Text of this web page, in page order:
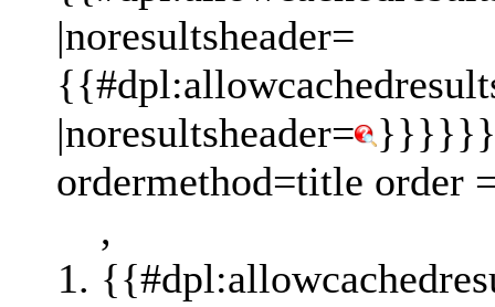
|noresultsheader=
|noresultsheader= }}}}}}
ordermethod=title order
,